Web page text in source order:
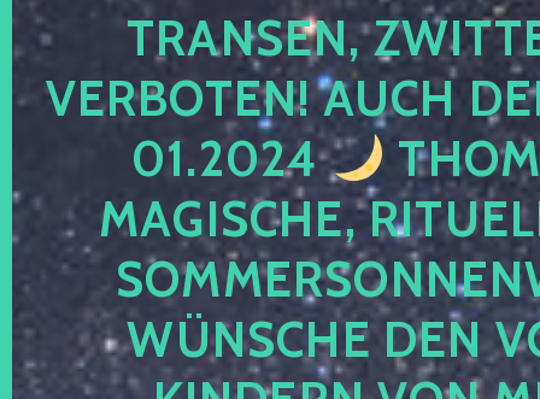
TRANSEN,
VERBOTEN! AUCH
01.2024
MAGISCHE,
WÜNSCHE DEN